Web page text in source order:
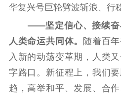
华复兴号巨轮劈波斩浪、行
——坚定信心、接续奋
人类命运共同体。 随着百
入新的动荡变革期，人类
字路口。新征程上，我们
趋，高举和平、发展、合